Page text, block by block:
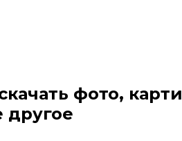
фото,
другое